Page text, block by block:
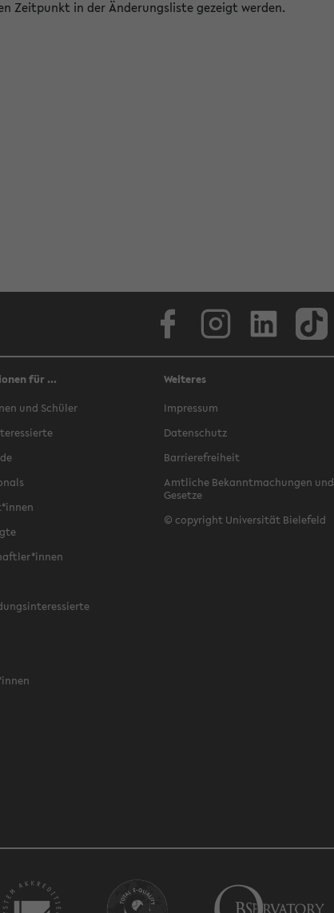
Zeitpunkt in der Änderungsliste gezeigt werden.
für ...
und Schüler
Weiteres
Impressum
Datenschutz
Barrierefreiheit
Amtliche Bekanntmachungen und
Gesetze
© copyright Universität Bielefeld